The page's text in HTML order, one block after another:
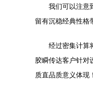
我们可以注意
留有沉稳经典性格
经过密集计算
胶瞬传达客户针对
质直品质意义体现！